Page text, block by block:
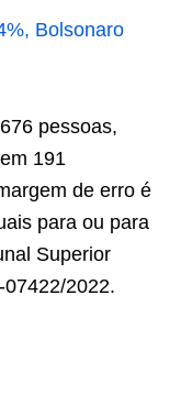
Bolsonaro
pessoas,
191
de erro é
para ou para
Superior
2022.